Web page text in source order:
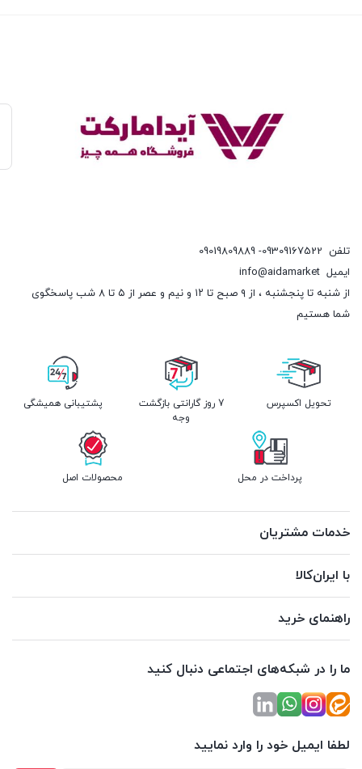
تلفن 09309167522- 09019809889
ایمیل info@aidamarket
از شنبه تا پنجشنبه ، از ۹ صبح تا ۱۲ و نیم و عصر از ۵ تا ۸ شب پاسخگوی
شما هستیم
تحویل اکسپرس
7 روز گارانتی بازگشت
وجه
پشتیبانی همیشگی
پرداخت در محل محصولات اصل
خدمات مشتریان
با ایران‌کالا
راهنمای خرید
ما را در شبکه‌های اجتماعی دنبال کنید
لطفا ایمیل خود را وارد نمایید